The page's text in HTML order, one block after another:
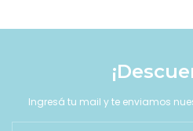
Ingresá tu mail y te enviamos